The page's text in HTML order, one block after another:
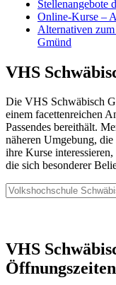
Stellenangebote
Online-Kurse –
Alternativen
Gmünd
VHS
Die VHS Schwäbisch
einem facettenreichen
Passendes bereithält.
näheren Umgebung,
ihre Kurse
die sich besonderer
VHS